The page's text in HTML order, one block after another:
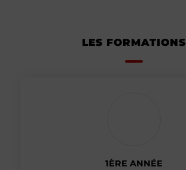
LES FORMATIONS
1ÈRE ANNÉE